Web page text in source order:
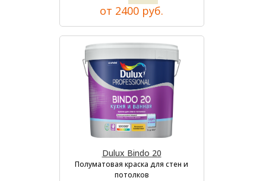
от 2400 руб.
Dulux Bindo 20
Полуматовая краска для стен и
потолков